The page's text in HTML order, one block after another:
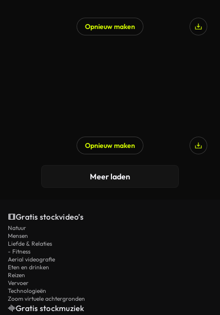
Opnieuw maken
Opnieuw maken
Meer laden
Gratis stockvideo’s
Natuur
Mensen
Liefde & Relaties
- Fitness
Aerial videografie
Eten en drinken
Reizen
Vervoer
Technologieën
Zoom virtuele achtergronden
Gratis stockmuziek